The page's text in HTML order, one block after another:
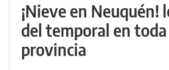
¡Nieve en Neuquén!
del temporal en
provincia